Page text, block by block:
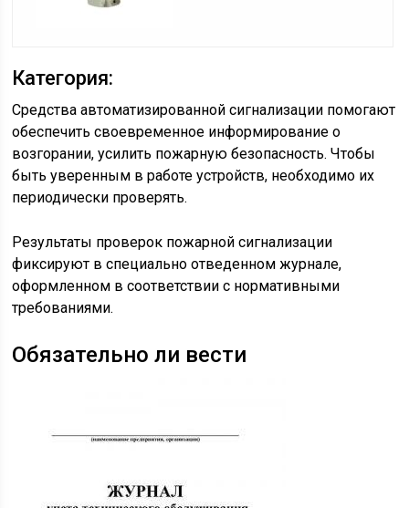
Категория:
Средства автоматизированной сигнализации помогают
обеспечить своевременное информирование о
возгорании, усилить пожарную безопасность. Чтобы
быть уверенным в работе устройств, необходимо их
периодически проверять.
Результаты проверок пожарной сигнализации
фиксируют в специально отведенном журнале,
оформленном в соответствии с нормативными
требованиями.
Обязательно ли вести